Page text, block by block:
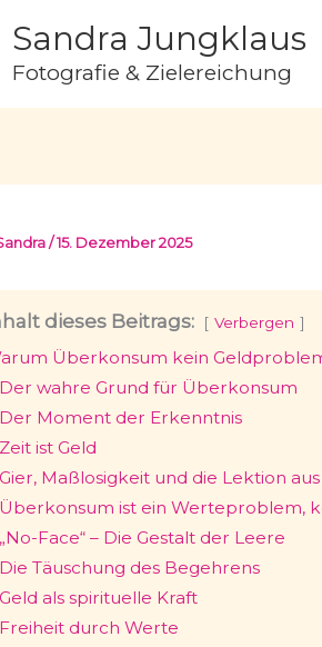
Sandra Jungklaus
Fotografie & Zielereichung
/15. Dezember 2025
dieses Beitrags: Verbergen
Überkonsum kein
Der wahre Grund für Überkonsum
Der Moment der Erkenntnis
Zeit ist Geld
Gier, Maßlosigkeit und die Lektion aus
Überkonsum ist ein Werteproblem,
„No-Face“ – Die Gestalt der Leere
Die Täuschung des Begehrens
Geld als spirituelle Kraft
Freiheit durch Werte